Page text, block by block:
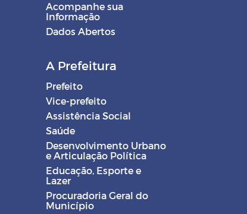
Acompanhe sua
Informação
Dados Abertos
A Prefeitura
Prefeito
Vice-prefeito
Assistência Social
Saúde
Desenvolvimento Urbano
e Articulação Política
Educação, Esporte e
Lazer
Procuradoria Geral do
Município